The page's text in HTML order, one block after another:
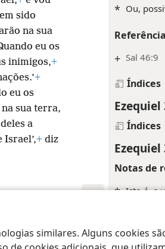
similares. Alguns cookies
* Ou,
+ Sal 46:9
Índices
Ezequiel
Índices
Ezequiel
Notas de
* Isto é, o
sido
na sua
eu os
inimigos,+
+
eu os
sua terra,
a
+ diz